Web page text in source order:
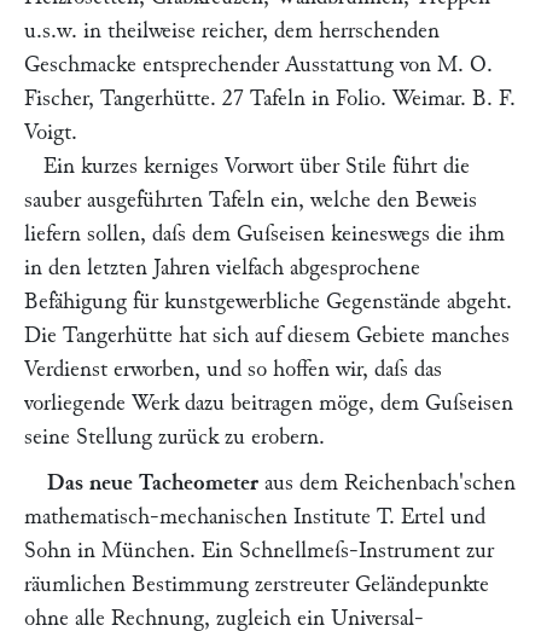
u.s.w. in theilweise reicher, dem herrschenden
Geschmacke entsprechender Ausstattung von M. O.
Fischer, Tangerhütte. 27 Tafeln in Folio. Weimar. B. F.
Voigt.
Ein kurzes kerniges Vorwort über Stile führt die
sauber ausgeführten Tafeln ein, welche den Beweis
liefern sollen, daſs dem Guſseisen keineswegs die ihm
in den letzten Jahren vielfach abgesprochene
Befähigung für kunstgewerbliche Gegenstände abgeht.
Die Tangerhütte hat sich auf diesem Gebiete manches
Verdienst erworben, und so hoffen wir, daſs das
vorliegende Werk dazu beitragen möge, dem Guſseisen
seine Stellung zurück zu erobern.
Das neue Tacheometeraus dem Reichenbach'schen
mathematisch-mechanischen Institute T. Ertel und
Sohn in München. Ein Schnellmeſs-Instrument zur
räumlichen Bestimmung zerstreuter Geländepunkte
ohne alle Rechnung, zugleich ein Universal-